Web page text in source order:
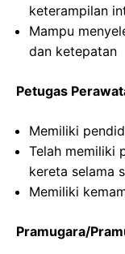
keterampilan
Mampu
dan ketepatan
Petugas
Memiliki
Telah memiliki
kereta selama
Memiliki
Pramugara/